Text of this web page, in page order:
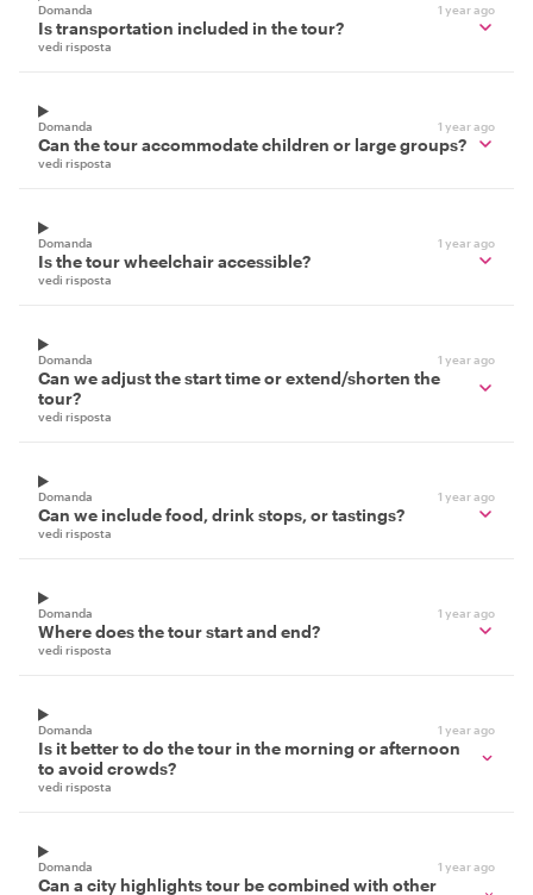
Domanda 1 year ago
Is transportation included in the tour?
vedi risposta
Domanda 1 year ago
Can the tour accommodate children or large groups?
vedi risposta
Domanda 1 year ago
Is the tour wheelchair accessible?
vedi risposta
Domanda 1 year ago
Can we adjust the start time or extend/shorten the
tour?
vedi risposta
Domanda 1 year ago
Can we include food, drink stops, or tastings?
vedi risposta
Domanda 1 year ago
Where does the tour start and end?
vedi risposta
Domanda 1 year ago
Is it better to do the tour in the morning or afternoon
to avoid crowds?
vedi risposta
Domanda 1 year ago
Can a city highlights tour be combined with other